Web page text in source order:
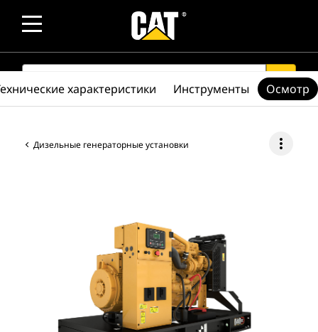
SEARCH search
Дизельные генераторные установки more_vert
характеристики Инструменты Осмотр